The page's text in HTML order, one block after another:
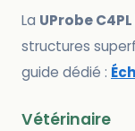
La UProbe
structures
guide dédié :
Vétérinaire